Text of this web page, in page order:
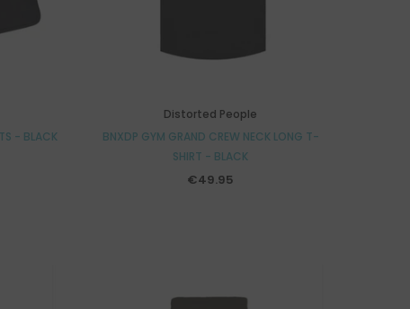
- BLACK
Distorted People
BNXDP GYM GRAND CREW NECK LONG T-
SHIRT - BLACK
€49.95